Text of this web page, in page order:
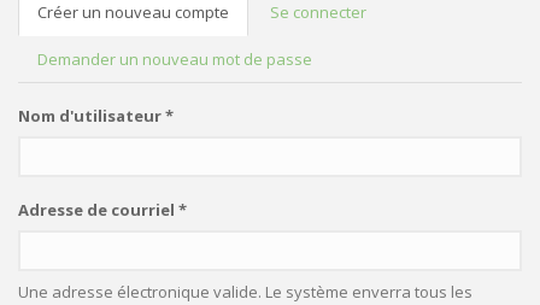
ONGLETS PRINCIPAUX
Créer un nouveau compte (ongletSe connecter
Demander un nouveau mot de passe
Nom d'utilisateur*
Adresse de courriel *
Une adresse électronique valide. Le système enverra tous les